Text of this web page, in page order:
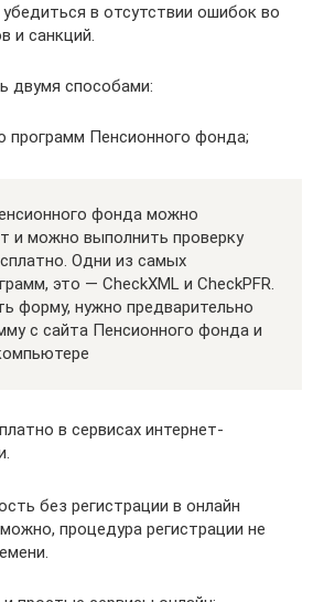
в отсутствии ошибок во
и санкций.
двумя способами:
Пенсионного фонда;
фонда можно
и можно выполнить проверку
Одни из самых
это — CheckXML и CheckPFR.
форму, нужно предварительно
с сайта Пенсионного фонда и
в сервисах интернет-
без регистрации в онлайн
процедура регистрации не